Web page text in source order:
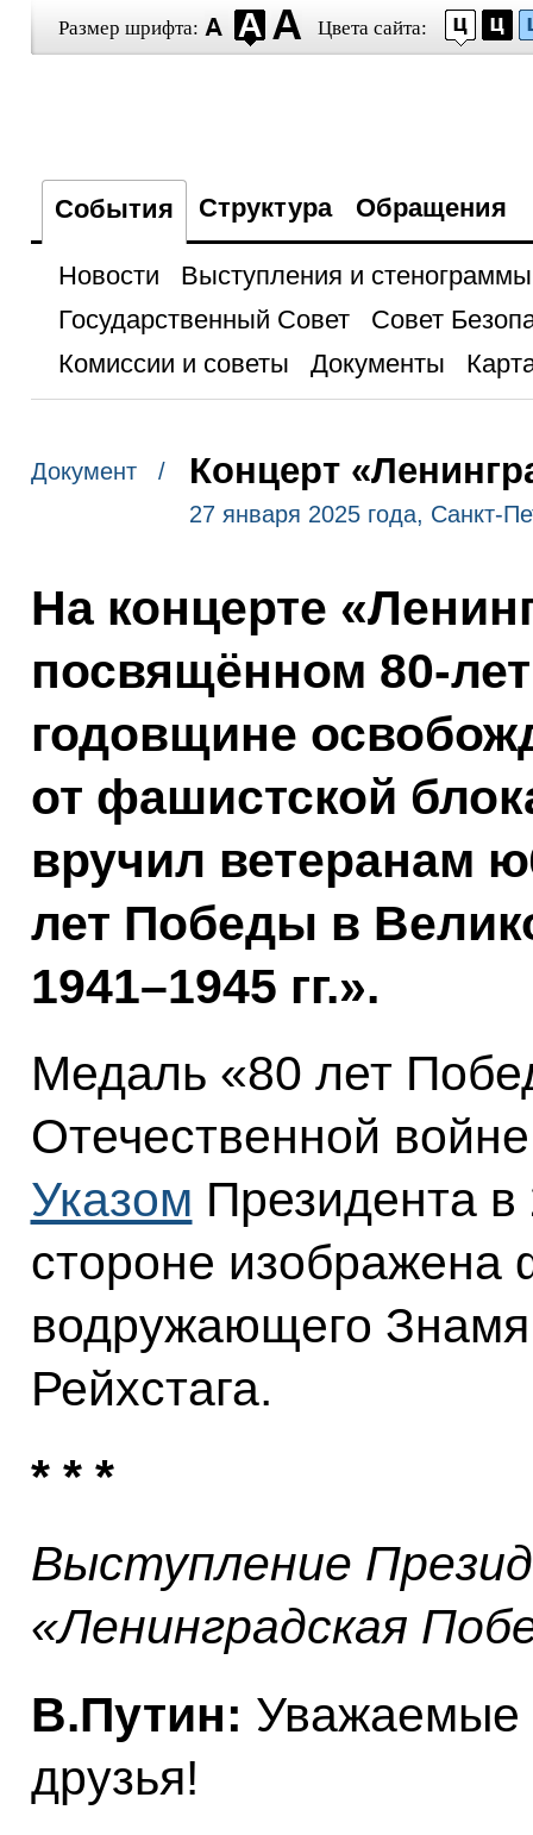
Размер шрифта: Цвета сайта:
События Структура Обращения
Новости
Выступления и стенограммы
Государственный Совет
Совет
Комиссии и советы
Документы
Документ / Концерт
27 января 2025 года, Санкт-
На концерте
посвящённом 80-
годовщине
от фашистской
вручил ветеранам
лет Победы в
1941–1945 гг.».
Медаль «80 лет
Отечественной
Указом Президента
стороне изображена
водружающего
Рейхстага.
* * *
Выступление
«Ленинградская
В.Путин: Уважаемые
друзья!